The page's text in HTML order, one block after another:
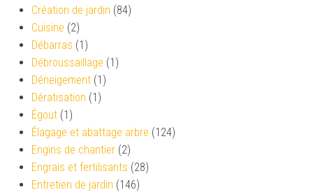
Création de jardin (84)
Cuisine (2)
Débarras (1)
Débroussaillage (1)
Déneigement (1)
Dératisation (1)
Égout (1)
Élagage et abattage arbre (124)
Engins de chantier (2)
Engrais et fertilisants (28)
Entretien de jardin (146)